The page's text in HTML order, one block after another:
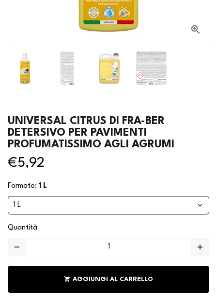
UNIVERSAL CITRUS DI FRA-BER
DETERSIVO PER PAVIMENTI
PROFUMATISSIMO AGLI AGRUMI
€5,92
Formato: 1 L
Quantità
remove add
shopping_cart AGGIUNGI AL CARRELLO